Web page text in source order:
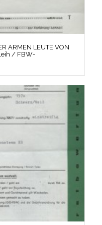
ARMEN LEUTE VON
/ FBW-